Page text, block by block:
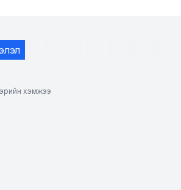
хэмжээ